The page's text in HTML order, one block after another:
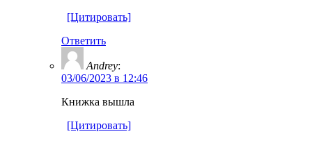
[Цитировать]
Ответить
Andrey:
03/06/2023 в 12:46
Книжка вышла
[Цитировать]